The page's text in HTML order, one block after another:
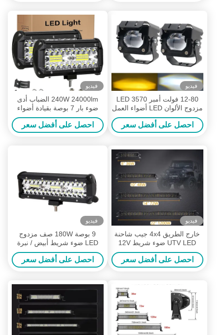
فيديو
12-80 فولت أمبر 3570 LED
مزدوج الألوان LED أضواء العمل
للدراجات النارية 30-60W خارج
الطريق أضواء القيادة
احصل على أفضل سعر
فيديو
240W 24000lm الضباب أدى
ضوء بار 7 بوصة بقيادة أضواء
القيادة على الطرق الوعرة للماء
احصل على أفضل سعر
فيديو
خارج الطريق 4x4 جيب شاحنة
UTV LED ضوء شريط 12V
24V السيارات LED ضوء شريط
احصل على أفضل سعر
فيديو
9 بوصة 180W صف مزدوج
LED ضوء شريط أبيض / نبرة
للسيارات الوعرة
احصل على أفضل سعر